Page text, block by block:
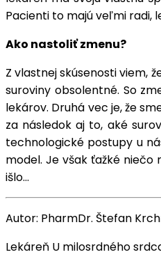
Pacienti to majú veľmi radi,
Ako nastoliť zmenu?
Z vlastnej skúsenosti viem,
suroviny obsolentné. So
lekárov. Druhá vec je, že
za následok aj to, aké
technologické postupy u
model. Je však ťažké
išlo…
Autor: PharmDr. Štefan
Lekáreň U milosrdného